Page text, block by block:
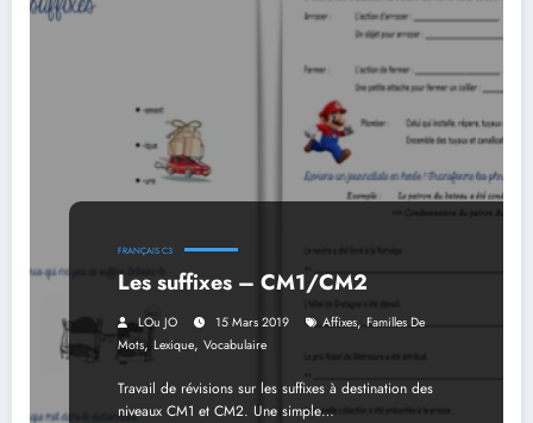
FRANÇAIS C3
Les suffixes – CM1/CM2
LOu JO 15 Mars 2019 Affixes, Familles De
Mots, Lexique, Vocabulaire
Travail de révisions sur les suffixes à destination des
niveaux CM1 et CM2. Une simple…